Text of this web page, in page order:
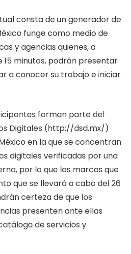
consta de un generador de
funge como medio de
y agencias quienes, a
15 minutos, podrán presentar
a conocer su trabajo e iniciar
forman parte del
Digitales (http://dsd.mx/)
en la que se concentran
digitales verificadas por una
por lo que las marcas que
que se llevará a cabo del 26
certeza de que los
presenten ante ellas
de servicios y